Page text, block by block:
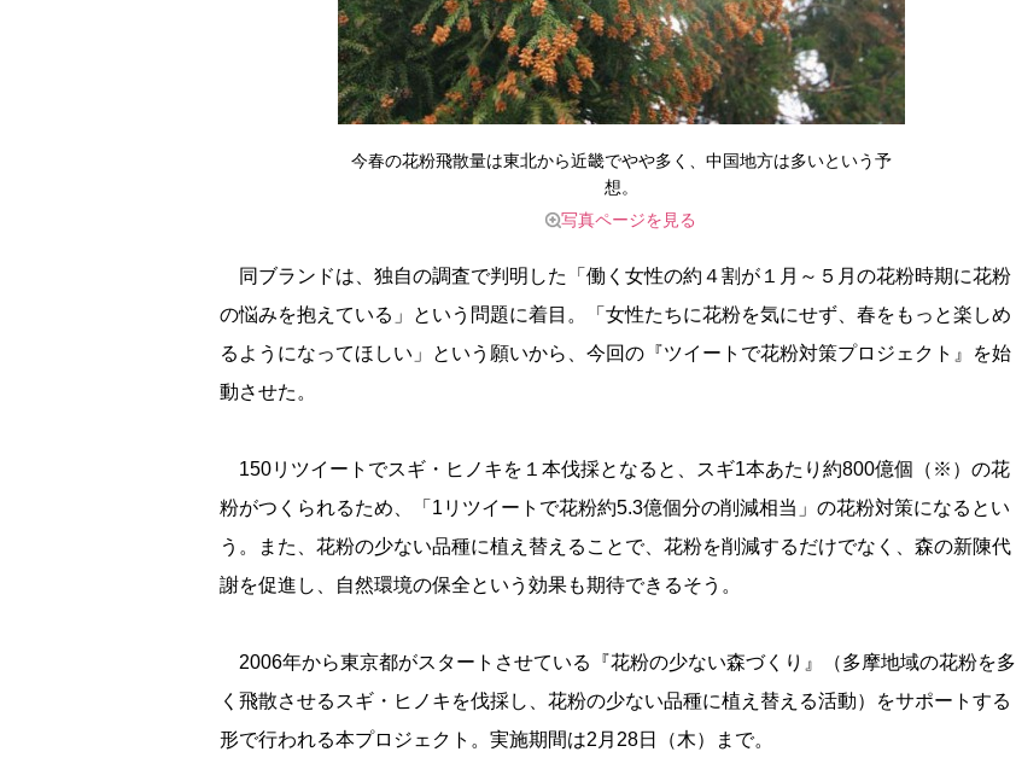
今春の花粉飛散量は東北から近畿でやや多く、中国地方は多いという予
想。
写真ページを見る
同ブランドは、独自の調査で判明した「働く女性の約４割が１月～５月の花粉時期に花粉
の悩みを抱えている」という問題に着目。「女性たちに花粉を気にせず、春をもっと楽しめ
るようになってほしい」という願いから、今回の『ツイートで花粉対策プロジェクト』を始
動させた。
150リツイートでスギ・ヒノキを１本伐採となると、スギ1本あたり約800億個（※）の花
粉がつくられるため、「1リツイートで花粉約5.3億個分の削減相当」の花粉対策になるとい
う。また、花粉の少ない品種に植え替えることで、花粉を削減するだけでなく、森の新陳代
謝を促進し、自然環境の保全という効果も期待できるそう。
2006年から東京都がスタートさせている『花粉の少ない森づくり』（多摩地域の花粉を多
く飛散させるスギ・ヒノキを伐採し、花粉の少ない品種に植え替える活動）をサポートする
形で行われる本プロジェクト。実施期間は2月28日（木）まで。